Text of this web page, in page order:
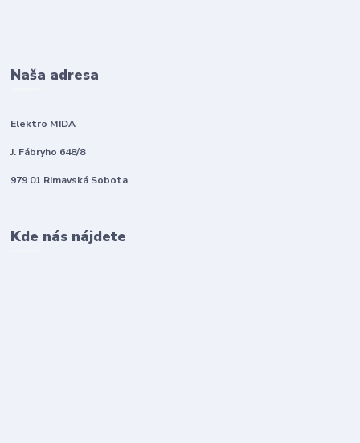
Naša adresa
Elektro MIDA
J. Fábryho 648/8
979 01 Rimavská Sobota
Kde nás nájdete